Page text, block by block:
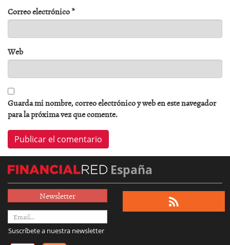
Correo electrónico*
Web
Guarda mi nombre, correo electrónico y web en este navegador
para la próxima vez que comente.
España
Newsletter
Suscríbete a nuestra newsletter